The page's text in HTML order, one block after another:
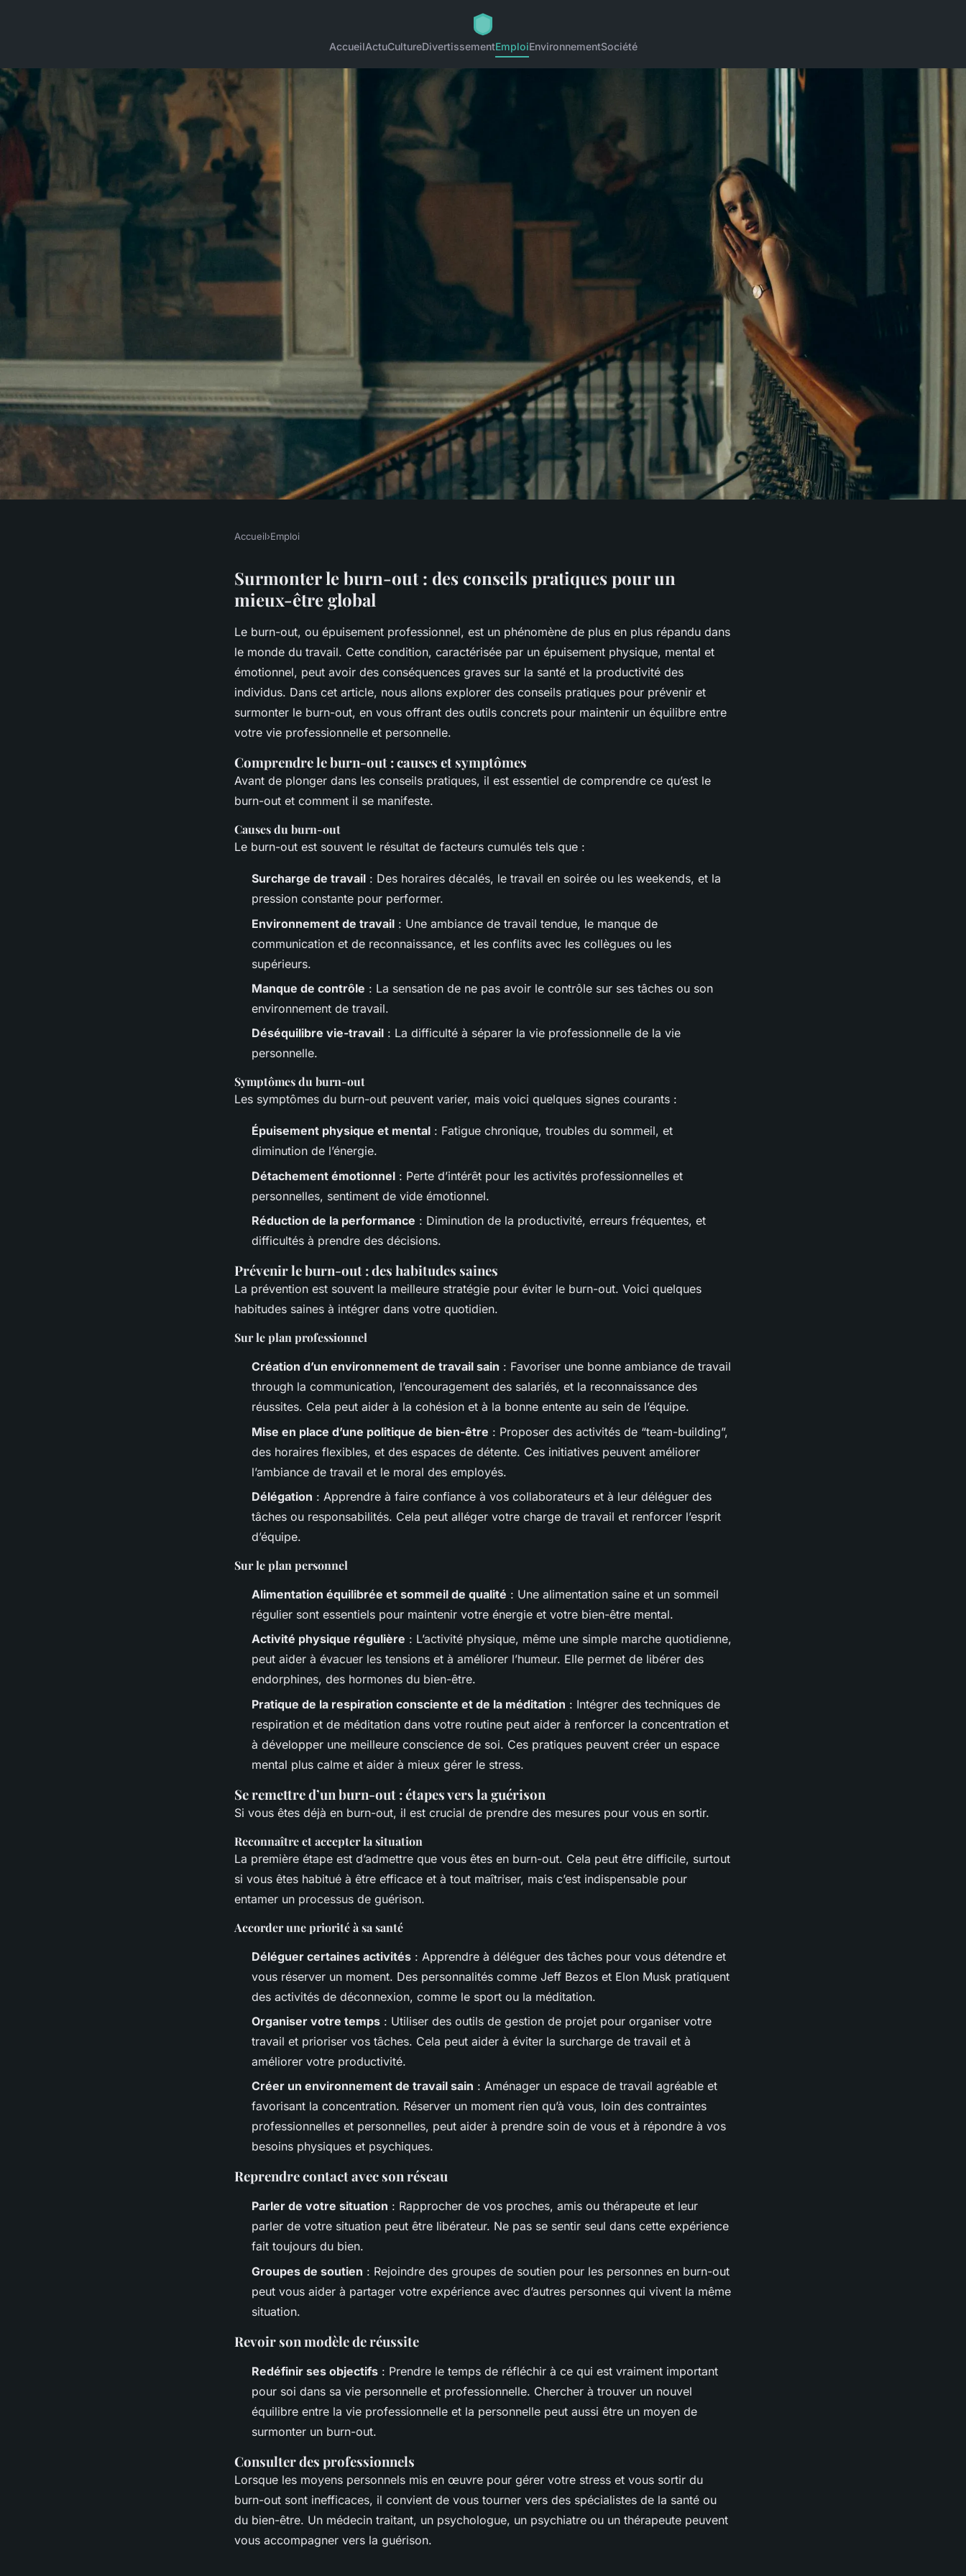
AccueilActuCultureDivertissementEmploiEnvironnementSociété
Surmonter le burn-out : des conseils
Accueil›Emploi
Surmonter le burn-out : des conseils pratiques pour un
mieux-être global
Le burn-out, ou épuisement professionnel, est un phénomène de plus en plus répandu dans
le monde du travail. Cette condition, caractérisée par un épuisement physique, mental et
émotionnel, peut avoir des conséquences graves sur la santé et la productivité des
individus. Dans cet article, nous allons explorer des conseils pratiques pour prévenir et
surmonter le burn-out, en vous offrant des outils concrets pour maintenir un équilibre entre
votre vie professionnelle et personnelle.
Comprendre le burn-out : causes et symptômes
Avant de plonger dans les conseils pratiques, il est essentiel de comprendre ce qu’est le
burn-out et comment il se manifeste.
Causes du burn-out
Le burn-out est souvent le résultat de facteurs cumulés tels que :
Surcharge de travail : Des horaires décalés, le travail en soirée ou les weekends, et la
pression constante pour performer.
Environnement de travail : Une ambiance de travail tendue, le manque de
communication et de reconnaissance, et les conflits avec les collègues ou les
supérieurs.
Manque de contrôle : La sensation de ne pas avoir le contrôle sur ses tâches ou son
environnement de travail.
Déséquilibre vie-travail : La difficulté à séparer la vie professionnelle de la vie
personnelle.
Symptômes du burn-out
Les symptômes du burn-out peuvent varier, mais voici quelques signes courants :
Épuisement physique et mental : Fatigue chronique, troubles du sommeil, et
diminution de l’énergie.
Détachement émotionnel : Perte d’intérêt pour les activités professionnelles et
personnelles, sentiment de vide émotionnel.
Réduction de la performance : Diminution de la productivité, erreurs fréquentes, et
difficultés à prendre des décisions.
Prévenir le burn-out : des habitudes saines
La prévention est souvent la meilleure stratégie pour éviter le burn-out. Voici quelques
habitudes saines à intégrer dans votre quotidien.
Sur le plan professionnel
Création d’un environnement de travail sain : Favoriser une bonne ambiance de travail
through la communication, l’encouragement des salariés, et la reconnaissance des
réussites. Cela peut aider à la cohésion et à la bonne entente au sein de l’équipe.
Mise en place d’une politique de bien-être : Proposer des activités de “team-building”,
des horaires flexibles, et des espaces de détente. Ces initiatives peuvent améliorer
l’ambiance de travail et le moral des employés.
Délégation : Apprendre à faire confiance à vos collaborateurs et à leur déléguer des
tâches ou responsabilités. Cela peut alléger votre charge de travail et renforcer l’esprit
d’équipe.
Sur le plan personnel
Alimentation équilibrée et sommeil de qualité : Une alimentation saine et un sommeil
régulier sont essentiels pour maintenir votre énergie et votre bien-être mental.
Activité physique régulière : L’activité physique, même une simple marche quotidienne,
peut aider à évacuer les tensions et à améliorer l’humeur. Elle permet de libérer des
endorphines, des hormones du bien-être.
Pratique de la respiration consciente et de la méditation : Intégrer des techniques de
respiration et de méditation dans votre routine peut aider à renforcer la concentration et
à développer une meilleure conscience de soi. Ces pratiques peuvent créer un espace
mental plus calme et aider à mieux gérer le stress.
Se remettre d’un burn-out : étapes vers la guérison
Si vous êtes déjà en burn-out, il est crucial de prendre des mesures pour vous en sortir.
Reconnaître et accepter la situation
La première étape est d’admettre que vous êtes en burn-out. Cela peut être difficile, surtout
si vous êtes habitué à être efficace et à tout maîtriser, mais c’est indispensable pour
entamer un processus de guérison.
Accorder une priorité à sa santé
Déléguer certaines activités : Apprendre à déléguer des tâches pour vous détendre et
vous réserver un moment. Des personnalités comme Jeff Bezos et Elon Musk pratiquent
des activités de déconnexion, comme le sport ou la méditation.
Organiser votre temps : Utiliser des outils de gestion de projet pour organiser votre
travail et prioriser vos tâches. Cela peut aider à éviter la surcharge de travail et à
améliorer votre productivité.
Créer un environnement de travail sain : Aménager un espace de travail agréable et
favorisant la concentration. Réserver un moment rien qu’à vous, loin des contraintes
professionnelles et personnelles, peut aider à prendre soin de vous et à répondre à vos
besoins physiques et psychiques.
Reprendre contact avec son réseau
Parler de votre situation : Rapprocher de vos proches, amis ou thérapeute et leur
parler de votre situation peut être libérateur. Ne pas se sentir seul dans cette expérience
fait toujours du bien.
Groupes de soutien : Rejoindre des groupes de soutien pour les personnes en burn-out
peut vous aider à partager votre expérience avec d’autres personnes qui vivent la même
situation.
Revoir son modèle de réussite
Redéfinir ses objectifs : Prendre le temps de réfléchir à ce qui est vraiment important
pour soi dans sa vie personnelle et professionnelle. Chercher à trouver un nouvel
équilibre entre la vie professionnelle et la personnelle peut aussi être un moyen de
surmonter un burn-out.
Consulter des professionnels
Lorsque les moyens personnels mis en œuvre pour gérer votre stress et vous sortir du
burn-out sont inefficaces, il convient de vous tourner vers des spécialistes de la santé ou
du bien-être. Un médecin traitant, un psychologue, un psychiatre ou un thérapeute peuvent
vous accompagner vers la guérison.